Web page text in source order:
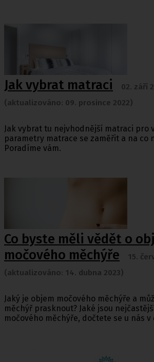
Jak vybrat matraci
02. září
(aktualizováno: 09. prosince 2022)
Jak vybrat tu nejvhodnější matraci pro
parametry matrace se zaměřit a na co
Poradíme vám.
Co byste měli vědět o
močového měchýře
15.
(aktualizováno: 14. dubna 2023)
Jaký je objem močového měchýře a
měchýř prasknout? Jaké jsou
močového měchýře, dočtete se u nás v